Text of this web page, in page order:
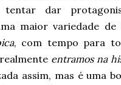
dar
maior variedade de
, com tempo para
entramos na
assim, mas é uma